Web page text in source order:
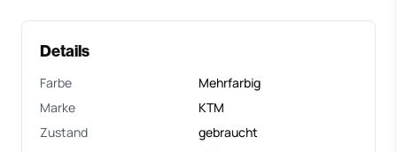
Details
Farbe
Mehrfarbig
Marke
KTM
Zustand
gebraucht